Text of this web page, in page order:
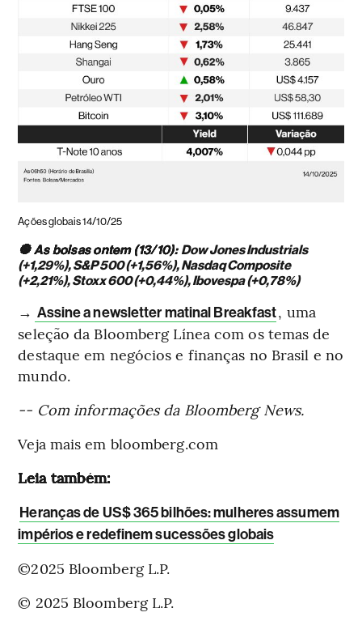
Ações globais 14/10/25
🔘 As bolsas ontem (13/10): Dow Jones Industrials
(+1,29%), S&P 500 (+1,56%), Nasdaq Composite
(+2,21%), Stoxx 600 (+0,44%), Ibovespa (+0,78%)
→ Assine a newsletter matinal Breakfast, uma
seleção da Bloomberg Línea com os temas de
destaque em negócios e finanças no Brasil e no
mundo.
-- Com informações da Bloomberg News.
Veja mais em bloomberg.com
Leia também:
Heranças de US$ 365 bilhões: mulheres assumem
impérios e redefinem sucessões globais
©2025 Bloomberg L.P.
© 2025 Bloomberg L.P.